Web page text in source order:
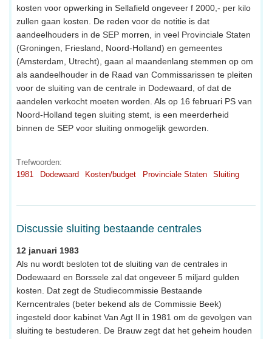
kosten voor opwerking in Sellafield ongeveer f 2000,- per kilo
zullen gaan kosten. De reden voor de notitie is dat
aandeelhouders in de SEP morren, in veel Provinciale Staten
(Groningen, Friesland, Noord-Holland) en gemeentes
(Amsterdam, Utrecht), gaan al maandenlang stemmen op om
als aandeelhouder in de Raad van Commissarissen te pleiten
voor de sluiting van de centrale in Dodewaard, of dat de
aandelen verkocht moeten worden. Als op 16 februari PS van
Noord-Holland tegen sluiting stemt, is een meerderheid
binnen de SEP voor sluiting onmogelijk geworden.
Trefwoorden:
1981
Dodewaard Kosten/budget Provinciale Staten Sluiting
Discussie sluiting bestaande centrales
12 januari 1983
Als nu wordt besloten tot de sluiting van de centrales in
Dodewaard en Borssele zal dat ongeveer 5 miljard gulden
kosten. Dat zegt de Studiecommissie Bestaande
Kerncentrales (beter bekend als de Commissie Beek)
ingesteld door kabinet Van Agt II in 1981 om de gevolgen van
sluiting te bestuderen. De Brauw zegt dat het geheim houden